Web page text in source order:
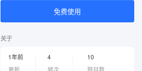
免费使用
关于
1年前
更新
4
频次
10
题目数